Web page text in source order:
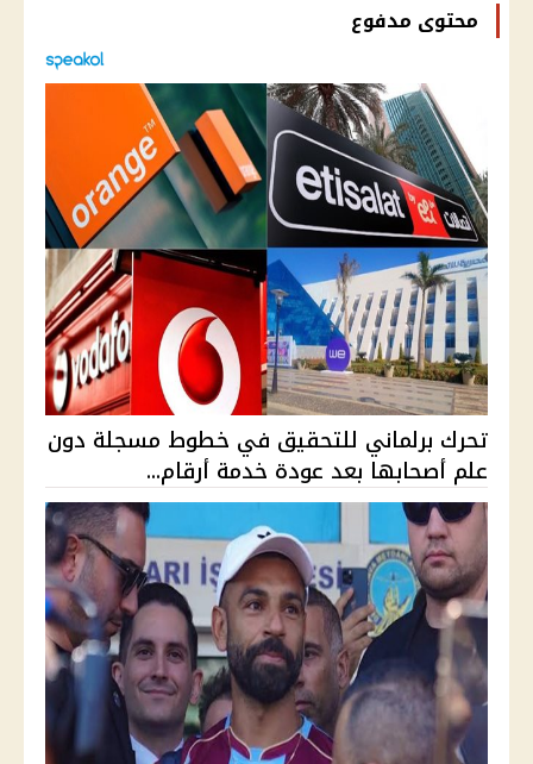
محتوى مدفوع
تحرك برلماني للتحقيق في خطوط مسجلة دون
علم أصحابها بعد عودة خدمة أرقام...